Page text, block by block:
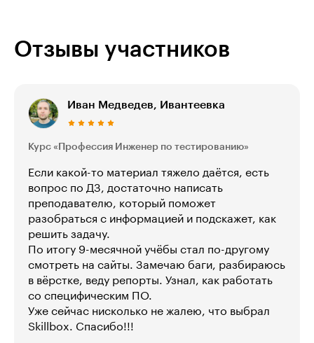
Отзывы участников
Иван Медведев, Ивантеевка
Курс «Профессия Инженер по тестированию»
Если какой-то материал тяжело даётся, есть
вопрос по ДЗ, достаточно написать
преподавателю, который поможет
разобраться с информацией и подскажет, как
решить задачу.
По итогу 9-месячной учёбы стал по-другому
смотреть на сайты. Замечаю баги, разбираюсь
в вёрстке, веду репорты. Узнал, как работать
со специфическим ПО.
Уже сейчас нисколько не жалею, что выбрал
Skillbox. Спасибо!!!